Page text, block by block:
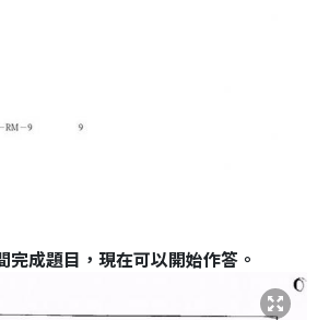
完成題目，現在可以開始作答。